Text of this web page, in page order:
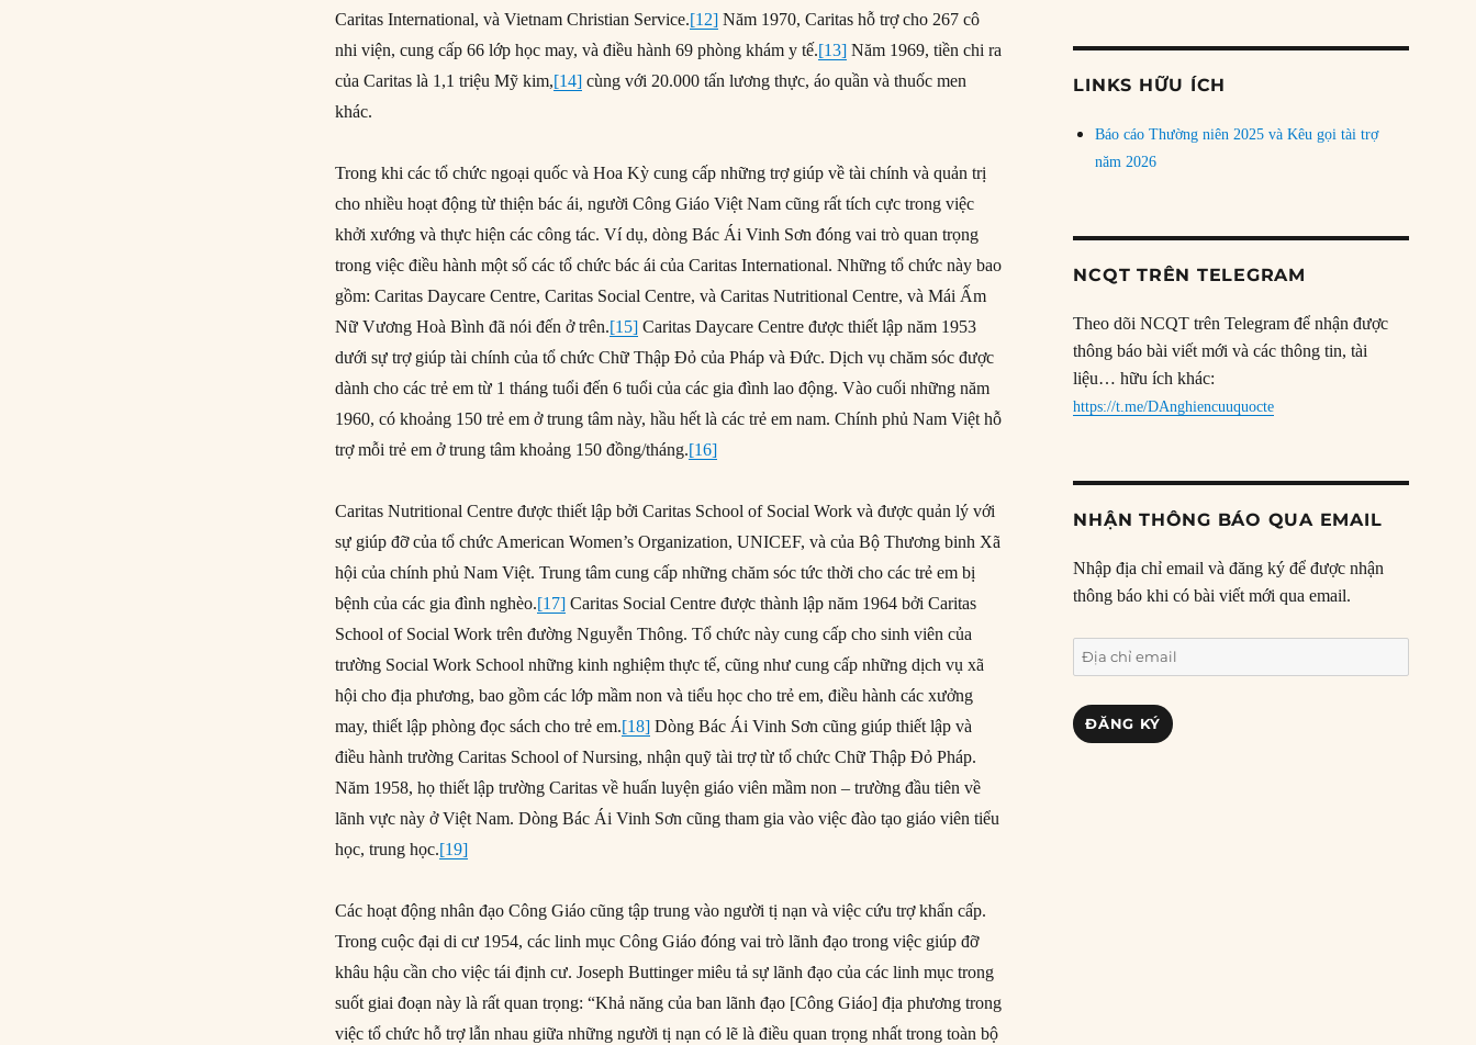
Caritas International, và Vietnam Christian Service.[12] Năm 1970, Caritas hỗ trợ cho 267 cô
nhi viện, cung cấp 66 lớp học may, và điều hành 69 phòng khám y tế.[13] Năm 1969, tiền chi ra
của Caritas là 1,1 triệu Mỹ kim,[14] cùng với 20.000 tấn lương thực, áo quần và thuốc men
khác.
Trong khi các tổ chức ngoại quốc và Hoa Kỳ cung cấp những trợ giúp về tài chính và quản trị
cho nhiều hoạt động từ thiện bác ái, người Công Giáo Việt Nam cũng rất tích cực trong việc
khởi xướng và thực hiện các công tác. Ví dụ, dòng Bác Ái Vinh Sơn đóng vai trò quan trọng
trong việc điều hành một số các tổ chức bác ái của Caritas International. Những tổ chức này bao
gồm: Caritas Daycare Centre, Caritas Social Centre, và Caritas Nutritional Centre, và Mái Ấm
Nữ Vương Hoà Bình đã nói đến ở trên.[15] Caritas Daycare Centre được thiết lập năm 1953
dưới sự trợ giúp tài chính của tổ chức Chữ Thập Đỏ của Pháp và Đức. Dịch vụ chăm sóc được
dành cho các trẻ em từ 1 tháng tuổi đến 6 tuổi của các gia đình lao động. Vào cuối những năm
1960, có khoảng 150 trẻ em ở trung tâm này, hầu hết là các trẻ em nam. Chính phủ Nam Việt hỗ
trợ mỗi trẻ em ở trung tâm khoảng 150 đồng/tháng.[16]
Caritas Nutritional Centre được thiết lập bởi Caritas School of Social Work và được quản lý với
sự giúp đỡ của tổ chức American Women’s Organization, UNICEF, và của Bộ Thương binh Xã
hội của chính phủ Nam Việt. Trung tâm cung cấp những chăm sóc tức thời cho các trẻ em bị
bệnh của các gia đình nghèo.[17] Caritas Social Centre được thành lập năm 1964 bởi Caritas
School of Social Work trên đường Nguyễn Thông. Tổ chức này cung cấp cho sinh viên của
trường Social Work School những kinh nghiệm thực tế, cũng như cung cấp những dịch vụ xã
hội cho địa phương, bao gồm các lớp mầm non và tiểu học cho trẻ em, điều hành các xưởng
may, thiết lập phòng đọc sách cho trẻ em.[18] Dòng Bác Ái Vinh Sơn cũng giúp thiết lập và
điều hành trường Caritas School of Nursing, nhận quỹ tài trợ từ tổ chức Chữ Thập Đỏ Pháp.
Năm 1958, họ thiết lập trường Caritas về huấn luyện giáo viên mầm non – trường đầu tiên về
lãnh vực này ở Việt Nam. Dòng Bác Ái Vinh Sơn cũng tham gia vào việc đào tạo giáo viên tiểu
học, trung học.[19]
Các hoạt động nhân đạo Công Giáo cũng tập trung vào người tị nạn và việc cứu trợ khẩn cấp.
Trong cuộc đại di cư 1954, các linh mục Công Giáo đóng vai trò lãnh đạo trong việc giúp đỡ
khâu hậu cần cho việc tái định cư. Joseph Buttinger miêu tả sự lãnh đạo của các linh mục trong
suốt giai đoạn này là rất quan trọng: “Khả năng của ban lãnh đạo [Công Giáo] địa phương trong
việc tổ chức hỗ trợ lẫn nhau giữa những người tị nạn có lẽ là điều quan trọng nhất trong toàn bộ
LINKS HỮU ÍCH
Báo cáo Thường niên 2025 và Kêu gọi tài trợ
năm 2026
NCQT TRÊN TELEGRAM
Theo dõi NCQT trên Telegram để nhận được
thông báo bài viết mới và các thông tin, tài
liệu… hữu ích khác:
https://t.me/DAnghiencuuquocte
NHẬN THÔNG BÁO QUA EMAIL
Nhập địa chỉ email và đăng ký để được nhận
thông báo khi có bài viết mới qua email.
Địa
chỉ
email
ĐĂNG KÝ